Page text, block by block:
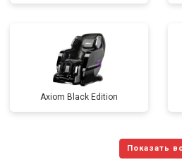
Axiom Black Edition